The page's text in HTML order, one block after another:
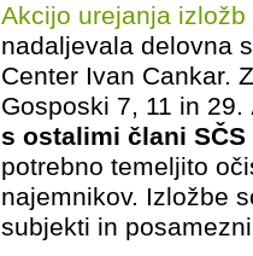
Akcijo urejanja
nadaljevala delovna
Center Ivan Cankar.
Gosposki 7, 11 in 29.
s ostalimi člani
potrebno temeljito
najemnikov. Izložbe
subjekti in